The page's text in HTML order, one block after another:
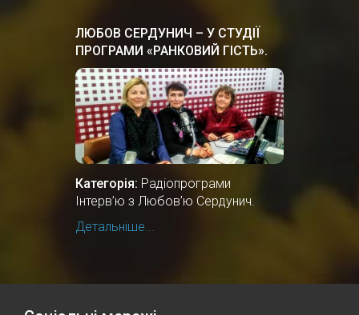
ЛЮБОВ СЕРДУНИЧ – У СТУДІЇ
ПРОГРАМИ «РАНКОВИЙ ГІСТЬ».
Категорія: Радіопрограми
Інтерв’ю з Любов’ю Сердунич.
Детальніше...